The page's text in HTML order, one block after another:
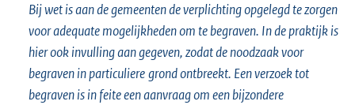
Bij wet is aan de gemeenten de verplichting opgelegd te zorgen
voor adequate mogelijkheden om te begraven. In de praktijk is
hier ook invulling aan gegeven, zodat de noodzaak voor
begraven in particulieregrond ontbreekt. Een verzoek tot
begraven is in feite een aanvraag om een bijzondere